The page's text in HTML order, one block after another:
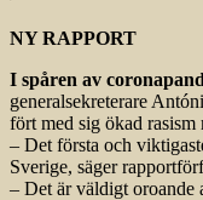
NY RAPPORT
I spåren av
generalsekreterare
fört med sig ökad rasism
– Det första och
Sverige, säger
– Det är väldigt oroande